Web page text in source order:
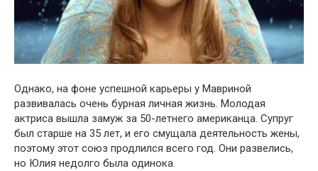
Однако, на фоне успешной карьеры у Мавриной
развивалась очень бурная личная жизнь. Молодая
актриса вышла замуж за 50-летнего американца. Супруг
был старше на 35 лет, и его смущала деятельность жены,
поэтому этот союз продлился всего год. Они развелись,
но Юлия недолго была одинока.